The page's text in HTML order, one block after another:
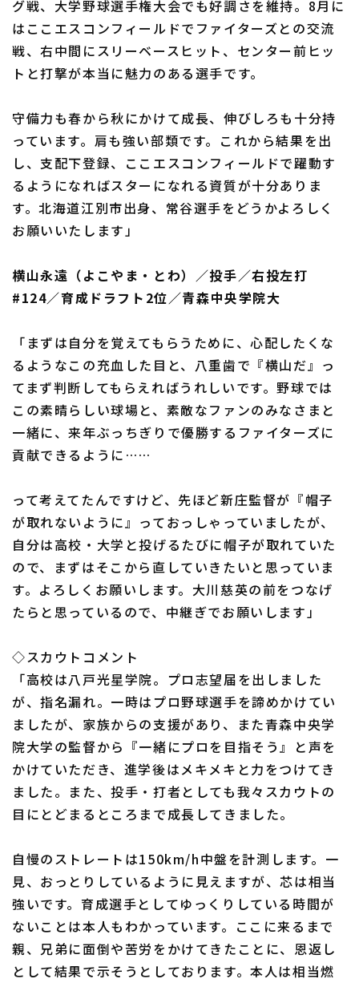
グ戦、大学野球選手権大会でも好調さを維持。8月に
はここエスコンフィールドでファイターズとの交流
戦、右中間にスリーベースヒット、センター前ヒッ
トと打撃が本当に魅力のある選手です。
守備力も春から秋にかけて成長、伸びしろも十分持
っています。肩も強い部類です。これから結果を出
し、支配下登録、ここエスコンフィールドで躍動す
るようになればスターになれる資質が十分ありま
す。北海道江別市出身、常谷選手をどうかよろしく
お願いいたします」
横山永遠（よこやま・とわ）／投手／右投左打
#124／育成ドラフト2位／青森中央学院大
「まずは自分を覚えてもらうために、心配したくな
るようなこの充血した目と、八重歯で『横山だ』っ
てまず判断してもらえればうれしいです。野球では
この素晴らしい球場と、素敵なファンのみなさまと
一緒に、来年ぶっちぎりで優勝するファイターズに
貢献できるように……
って考えてたんですけど、先ほど新庄監督が『帽子
が取れないように』っておっしゃっていましたが、
自分は高校・大学と投げるたびに帽子が取れていた
ので、まずはそこから直していきたいと思っていま
す。よろしくお願いします。大川慈英の前をつなげ
たらと思っているので、中継ぎでお願いします」
◇スカウトコメント
「高校は八戸光星学院。プロ志望届を出しました
が、指名漏れ。一時はプロ野球選手を諦めかけてい
ましたが、家族からの支援があり、また青森中央学
院大学の監督から『一緒にプロを目指そう』と声を
かけていただき、進学後はメキメキと力をつけてき
ました。また、投手・打者としても我々スカウトの
目にとどまるところまで成長してきました。
自慢のストレートは150km/h中盤を計測します。一
見、おっとりしているように見えますが、芯は相当
強いです。育成選手としてゆっくりしている時間が
ないことは本人もわかっています。ここに来るまで
親、兄弟に面倒や苦労をかけてきたことに、恩返し
として結果で示そうとしております。本人は相当燃